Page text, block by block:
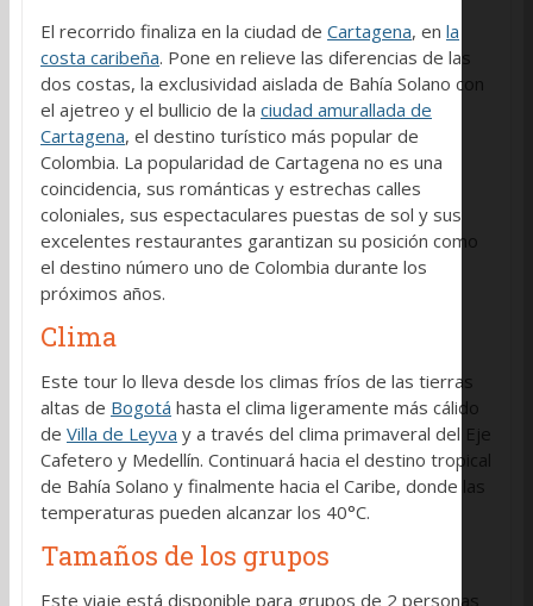
El recorrido finaliza en la ciudad de Cartagena, en la
costa caribeña. Pone en relieve las diferencias de las
dos costas, la exclusividad aislada de Bahía Solano con
el ajetreo y el bullicio de la ciudad amurallada de
Cartagena, el destino turístico más popular de
Colombia. La popularidad de Cartagena no es una
coincidencia, sus románticas y estrechas calles
coloniales, sus espectaculares puestas de sol y sus
excelentes restaurantes garantizan su posición como
el destino número uno de Colombia durante los
próximos años.
Clima
Este tour lo lleva desde los climas fríos de las tierras
altas de Bogotá hasta el clima ligeramente más cálido
de Villa de Leyva y a través del clima primaveral del Eje
Cafetero y Medellín. Continuará hacia el destino tropical
de Bahía Solano y finalmente hacia el Caribe, donde las
temperaturas pueden alcanzar los 40°C.
Tamaños de los grupos
Este viaje está disponible para grupos de 2 personas